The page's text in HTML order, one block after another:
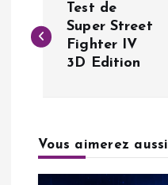
a
g
Test de
Super Street
Fighter IV
3D Edition
Vous aimerez aussi